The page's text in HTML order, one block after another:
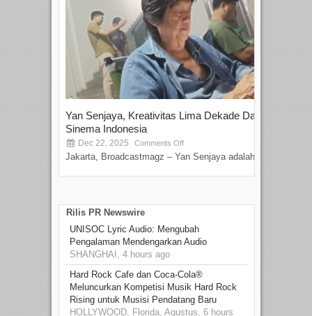
Yan Senjaya, Kreativitas Lima Dekade Dalam
Sinema Indonesia
Dec 22, 2025 Comments Off
Jakarta, Broadcastmagz – Yan Senjaya adalah...
Rilis PR Newswire
UNISOC Lyric Audio: Mengubah
Pengalaman Mendengarkan Audio
SHANGHAI, 4 hours ago
Hard Rock Cafe dan Coca-Cola®
Meluncurkan Kompetisi Musik Hard Rock
Rising untuk Musisi Pendatang Baru
HOLLYWOOD, Florida, Agustus, 6 hours